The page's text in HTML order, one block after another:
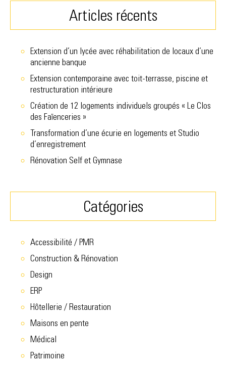
Articles récents
Extension d’un lycée avec réhabilitation de locaux d’une
ancienne banque
Extension contemporaine avec toit-terrasse, piscine et
restructuration intérieure
Création de 12 logements individuels groupés « Le Clos
des Faïenceries »
Transformation d’une écurie en logements et Studio
d’enregistrement
Rénovation Self et Gymnase
Catégories
Accessibilité / PMR
Construction & Rénovation
Design
ERP
Hôtellerie / Restauration
Maisons en pente
Médical
Patrimoine